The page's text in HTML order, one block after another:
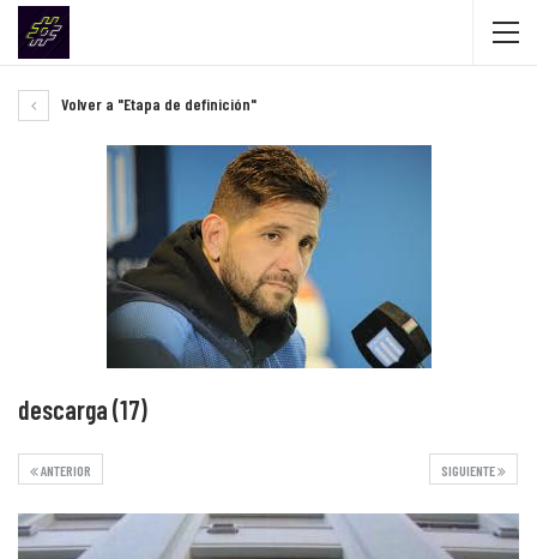
Volver a "Etapa de definición"
descarga (17)
SIGUIENTE
ANTERIOR